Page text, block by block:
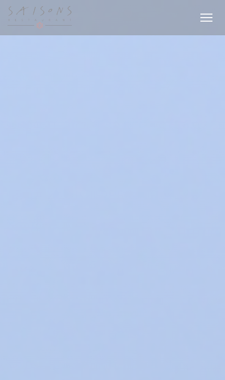
Πίνακας διαχείρισης "Μπισκότων" (Cookies)